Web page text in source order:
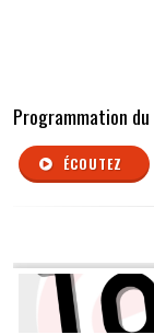
Programmation du
ÉCOUTEZ